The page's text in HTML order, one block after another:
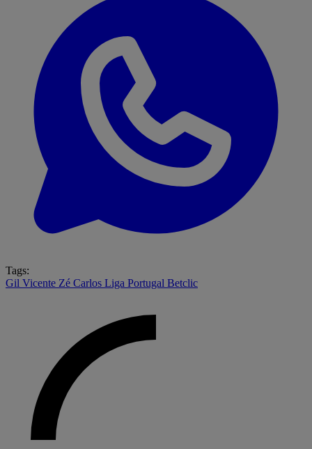
Tags:
Gil Vicente Zé Carlos Liga Portugal Betclic